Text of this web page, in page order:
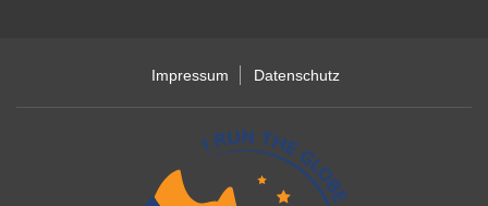
Impressum Datenschutz